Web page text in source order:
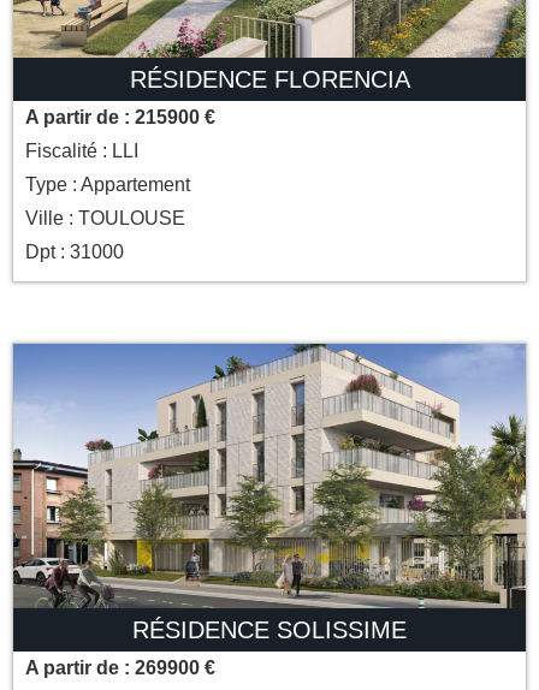
RÉSIDENCE FLORENCIA
A partir de : 215900 €
Fiscalité : LLI
Type : Appartement
Ville : TOULOUSE
Dpt : 31000
RÉSIDENCE SOLISSIME
A partir de : 269900 €